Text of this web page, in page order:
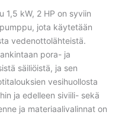
1,5 kW, 2 HP on syviin
jota käytetään
vedenottolähteistä.
pora- ja
säiliöistä, ja sen
vesihuollosta
ja edelleen siviili- sekä
ja materiaalivalinnat on